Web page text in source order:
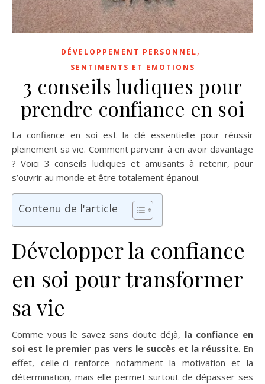
DÉVELOPPEMENT PERSONNEL,
SENTIMENTS ET EMOTIONS
3 conseils ludiques pour
prendre confiance en soi
La confiance en soi est la clé essentielle pour réussir
pleinement sa vie. Comment parvenir à en avoir davantage
? Voici 3 conseils ludiques et amusants à retenir, pour
s’ouvrir au monde et être totalement épanoui.
Contenu de l'article
Développer la confiance
en soi pour transformer
sa vie
Comme vous le savez sans doute déjà, la confiance en
soi est le premier pas vers le succès et la réussite. En
effet, celle-ci renforce notamment la motivation et la
détermination, mais elle permet surtout de dépasser ses